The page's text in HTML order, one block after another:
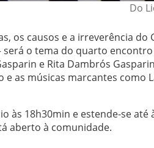
Do
os causos e a irreverência
será o tema do quarto
e Rita Dambrós
as músicas marcantes como
às 18h30min e estende-se até
aberto à comunidade.